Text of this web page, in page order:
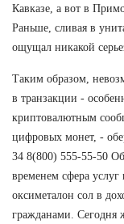
Кавказе, а вот в
Раньше, сливая в
ощущал никакой
Таким образом,
в транзакции -
криптовалютным
цифровых монет, -
34 8(800) 555-55-50
временем сфера услуг
оксиметалон сол в
гражданами. Сегодня